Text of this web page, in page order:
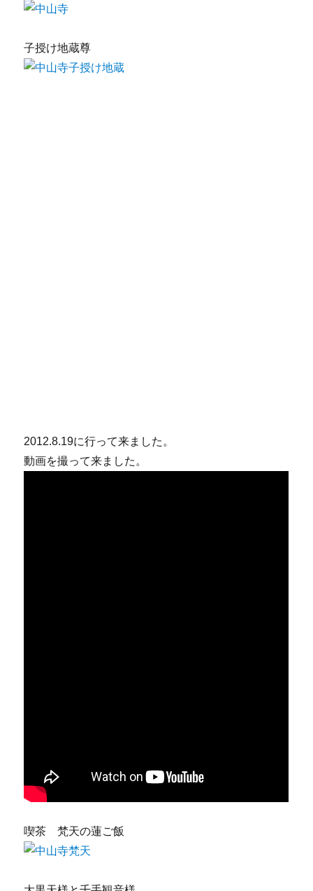
子授け地蔵尊
2012.8.19に行って来ました。
動画を撮って来ました。
喫茶 梵天の蓮ご飯